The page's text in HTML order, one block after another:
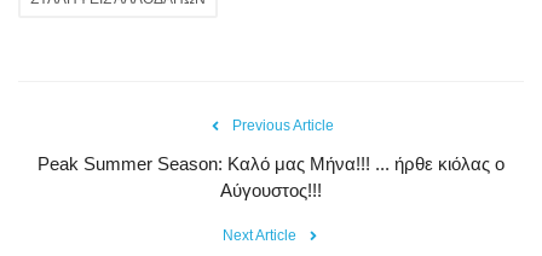
Previous Article
Peak Summer Season: Kαλό μας Μήνα!!! ... ήρθε κιόλας ο
Αύγουστος!!!
Next Article